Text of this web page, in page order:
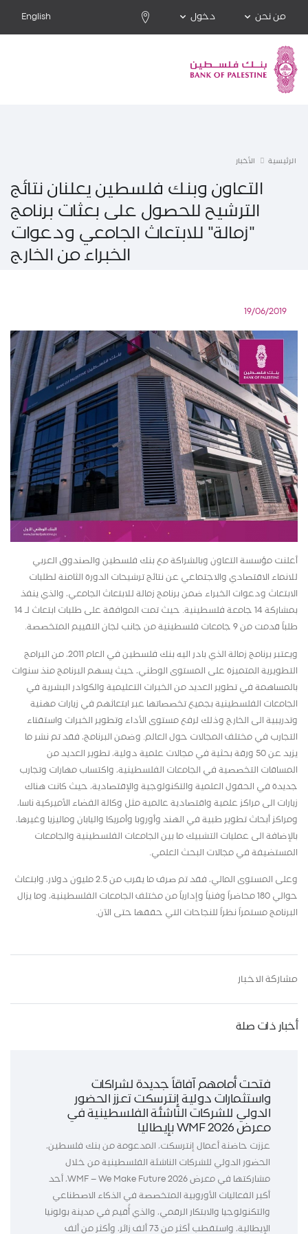
من نحن دخول English
الرئيسية الأخبار
التعاون وبنك فلسطين يعلنان نتائج
الترشيح للحصول على بعثات برنامج
"زمالة" للابتعاث الجامعي ودعوات
الخبراء من الخارج
19/06/2019
أعلنت مؤسسة التعاون وبالشراكة مع بنك فلسطين والصندوق العربي
للانماء الاقتصادي والاجتماعي عن نتائج ترشيحات الدورة الثامنة لطلبات
الابتعاث ودعوات الخبراء ضمن برنامج زمالة للابتعاث الجامعي، والذي ينفذ
بمشاركة 14 جامعة فلسطينية. حيث تمت الموافقة على طلبات ابتعاث لـ 14
طلباً قدمت من 9 جامعات فلسطينية من جانب لجان التقييم المتخصصة.
ويعتبر برنامج زمالة الذي بادر اليه بنك فلسطين في العام 2011، من البرامج
التطويرية المتميزة على المستوى الوطني، حيث يسهم البرنامج منذ سنوات
بالمساهمة في تطوير العديد من الخبرات التعليمية والكوادر البشرية في
الجامعات الفلسطينية بجميع تخصصاتها عبر ابتعاثهم في زيارات مهنية
وتدريبية الى الخارج وذلك لرفع مستوى الأداء وتطوير الخبرات واستقتاء
التجارب في مختلف المجالات حول العالم. وضمن البرنامج، فقد تم نشر ما
يزيد عن 50 ورقة بحثية في مجالات علمية دولية، تطوير العديد من
المساقات التخصصية في الجامعات الفلسطينية، واكتساب مهارات وتجارب
جديدة في الحقول العلمية والتكنولوجية والإقتصادية، حيث كانت هناك
زيارات الى مراكز علمية واقتصادية عالمية مثل وكالة الفضاء الأميركية ناسا،
ومراكز أبحاث تطوير طبية في الهند وأوروبا وأمريكا واليابان وماليزيا وغيرها،
بالإضافة الى عمليات التشبيك ما بين الجامعات الفلسطينية والجامعات
المستضيفة في مجالات البحث العلمي.
وعلى المستوى المالي، فقد تم صرف ما يقرب من 2.5 مليون دولار، وابتعاث
حوالي 180 محاضراً وفنياً وإدارياً من مختلف الجامعات الفلسطينية، وما يزال
البرنامج مستمراً نظراً للنجاحات التي حققها حتى الآن.
مشاركة الاخبار
أخبار ذات صلة
فتحت أمامهم آفاقاً جديدة لشراكات
واستثمارات دولية إنترسكت تعزز الحضور
الدولي للشركات الناشئة الفلسطينية في
معرض WMF 2026 بإيطاليا
عززت حاضنة أعمال إنترسكت، المدعومة من بنك فلسطين،
الحضور الدولي للشركات الناشئة الفلسطينية من خلال
مشاركتها في معرض WMF – We Make Future 2026، أحد
أكبر الفعاليات الأوروبية المتخصصة في الذكاء الاصطناعي
والتكنولوجيا والابتكار الرقمي، والذي أُقيم في مدينة بولونيا
الإيطالية، واستقطب أكثر من 73 ألف زائر، وأكثر من ألف